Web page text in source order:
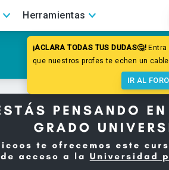
Herramientas
¡ACLARA TODAS TUS DUDAS🤔!
que nuestros profes te echen un
IR AL FORO